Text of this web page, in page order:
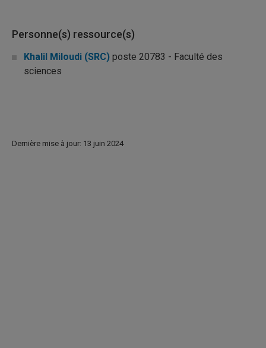
Personne(s) ressource(s)
Khalil Miloudi (SRC) poste 20783 - Faculté des
sciences
Dernière mise à jour: 13 juin 2024